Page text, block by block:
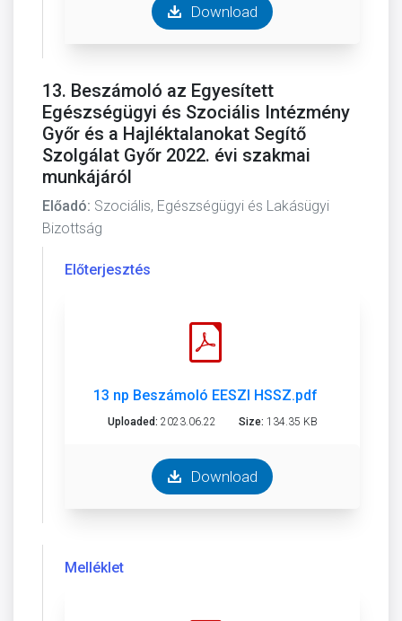
Download
13. Beszámoló az Egyesített
Egészségügyi és Szociális Intézmény
Győr és a Hajléktalanokat Segítő
Szolgálat Győr 2022. évi szakmai
munkájáról
Előadó: Szociális, Egészségügyi és Lakásügyi
Bizottság
Előterjesztés
13 np Beszámoló EESZI HSSZ.pdf
Uploaded: 2023.06.22 Size: 134.35 KB
Download
Melléklet